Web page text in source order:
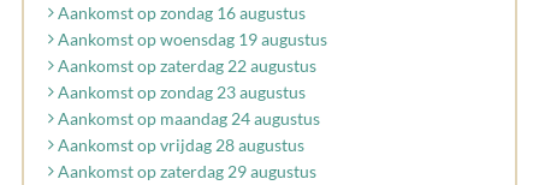
Aankomst op zondag 16 augustus
Aankomst op woensdag 19 augustus
Aankomst op zaterdag 22 augustus
Aankomst op zondag 23 augustus
Aankomst op maandag 24 augustus
Aankomst op vrijdag 28 augustus
Aankomst op zaterdag 29 augustus